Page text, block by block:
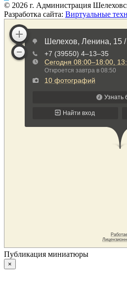
© 2026 г. Администрация
Разработка сайта: Виртуальные
Публикация миниатюры
×